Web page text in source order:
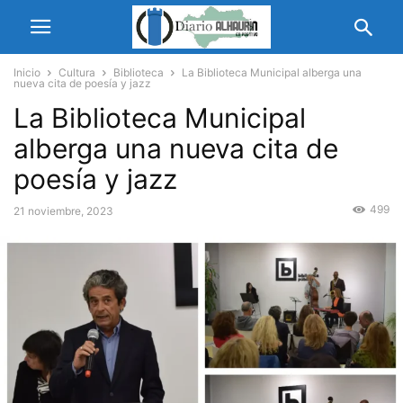
Inicio Cultura Biblioteca
La Biblioteca Municipal alberga una
nueva cita de poesía y jazz
La Biblioteca Municipal
alberga una nueva cita de
poesía y jazz
21 noviembre, 2023 499